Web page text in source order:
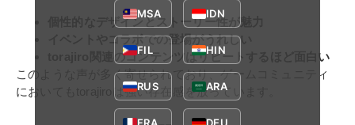
個性的なデザインとストーリー性が魅力
イベントやコラボでの登場がうれしい
torajiro関連のコンテンツはリピートするほど面白い
このような声が多く寄せられており、ゲームコミュニティ
においてもtorajiroは強い存在感を放っています。
MSA IDN
FIL HIN
RUS ARA